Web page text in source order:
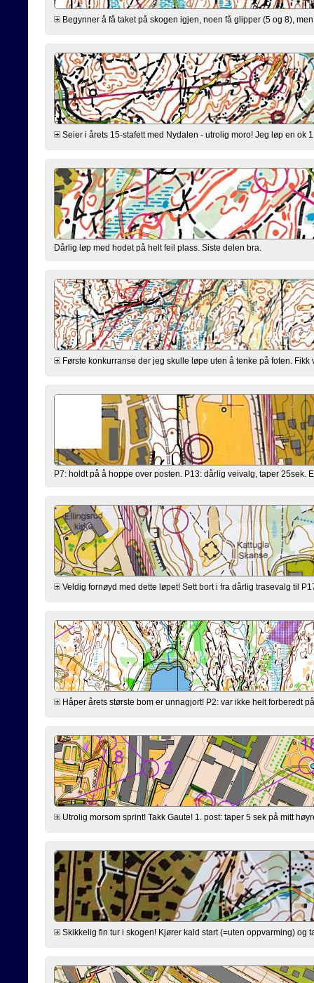
Begynner å få taket på skogen igjen, noen få glipper (5 og 8),
Seier i årets 15-stafett med Nydalen - utrolig moro! Jeg løp en ok
Dårlig løp med hodet på helt feil plass. Siste delen bra.
Første konkurranse der jeg skulle løpe uten å tenke på foten.
P7: holdt på å hoppe over posten. P13: dårlig veivalg, taper 25sek.
Veldig fornøyd med dette løpet! Sett bort i fra dårlig trasevalg til
Håper årets største bom er unnagjort! P2: var ikke helt forberedt
Utrolig morsom sprint! Takk Gaute! 1. post: taper 5 sek på mitt
Skikkelig fin tur i skogen! Kjører kald start (=uten oppvarming) og